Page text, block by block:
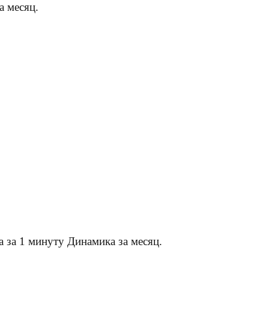
месяц.
1 минуту Динамика за месяц.